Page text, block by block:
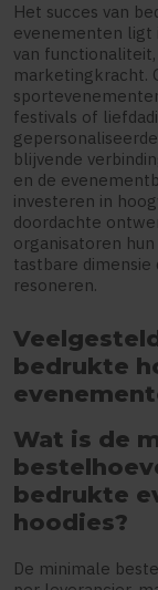
Het succes van
evenementen ligt
van
marketingkracht.
festivals of
blijvende
en de
investeren in
doordachte
organisatoren
tastbare
resoneren.
bedrukte
Wat is de
bedrukte
hoodies?
De minimale